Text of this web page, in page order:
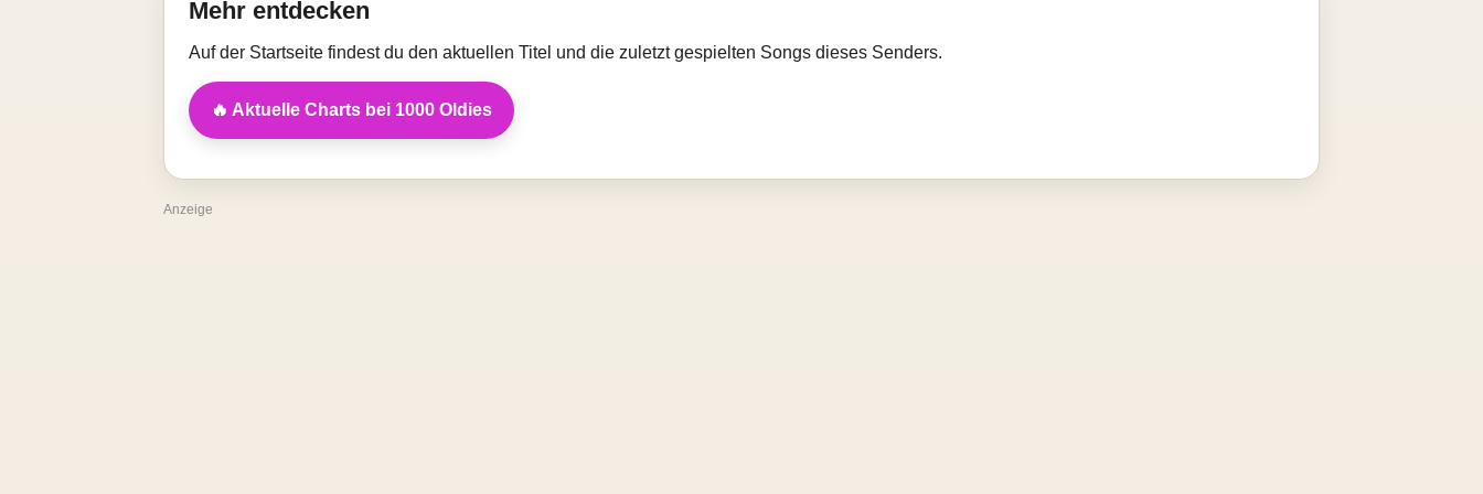
Mehr entdecken
Auf der Startseite findest du den aktuellen Titel und die zuletzt gespielten Songs dieses Senders.
🔥 Aktuelle Charts bei 1000 Oldies
Anzeige